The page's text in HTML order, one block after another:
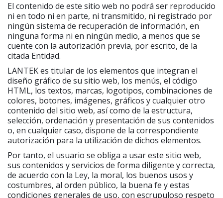
El contenido de este sitio web no podrá ser reproducido
ni en todo ni en parte, ni transmitido, ni registrado por
ningún sistema de recuperación de información, en
ninguna forma ni en ningún medio, a menos que se
cuente con la autorización previa, por escrito, de la
citada Entidad.
LANTEK es titular de los elementos que integran el
diseño gráfico de su sitio web, los menús, el código
HTML, los textos, marcas, logotipos, combinaciones de
colores, botones, imágenes, gráficos y cualquier otro
contenido del sitio web, así como de la estructura,
selección, ordenación y presentación de sus contenidos
o, en cualquier caso, dispone de la correspondiente
autorización para la utilización de dichos elementos.
Por tanto, el usuario se obliga a usar este sitio web,
sus contenidos y servicios de forma diligente y correcta,
de acuerdo con la Ley, la moral, los buenos usos y
costumbres, al orden público, la buena fe y estas
condiciones generales de uso, con escrupuloso respeto